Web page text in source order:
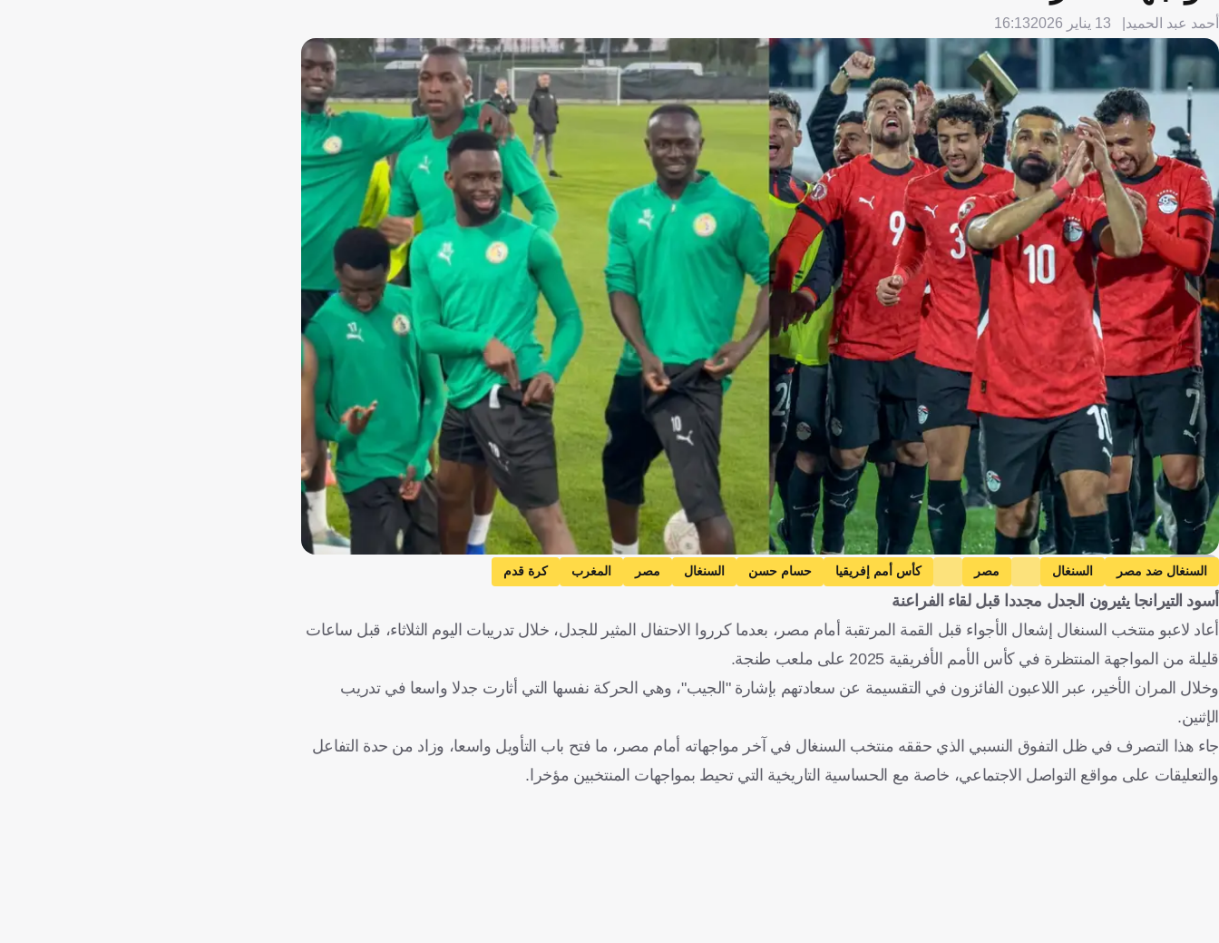
أحمد عبد الحميد 13 يناير 2026 16:13
Social
السنغال ضد مصر السنغال مصر كأس أمم إفريقيا حسام حسن السنغال مصر المغرب كرة قدم
أسود التيرانجا يثيرون الجدل مجددا قبل لقاء الفراعنة
أعاد لاعبو منتخب السنغال إشعال الأجواء قبل القمة المرتقبة أمام مصر، بعدما كرروا الاحتفال المثير للجدل، خلال تدريبات اليوم الثلاثاء، قبل ساعات
قليلة من المواجهة المنتظرة في كأس الأمم الأفريقية 2025 على ملعب طنجة.
وخلال المران الأخير، عبر اللاعبون الفائزون في التقسيمة عن سعادتهم بإشارة "الجيب"، وهي الحركة نفسها التي أثارت جدلا واسعا في تدريب
الإثنين.
جاء هذا التصرف في ظل التفوق النسبي الذي حققه منتخب السنغال في آخر مواجهاته أمام مصر، ما فتح باب التأويل واسعا، وزاد من حدة التفاعل
والتعليقات على مواقع التواصل الاجتماعي، خاصة مع الحساسية التاريخية التي تحيط بمواجهات المنتخبين مؤخرا.